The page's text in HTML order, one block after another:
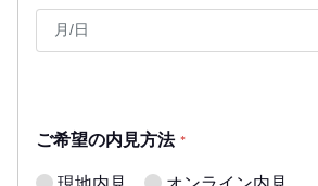
ご希望の内見方法 *
現地内見 オンライン内見